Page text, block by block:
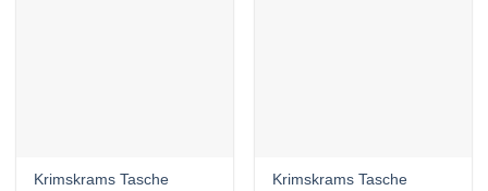
Krimskrams Tasche
Krimskrams Tasche